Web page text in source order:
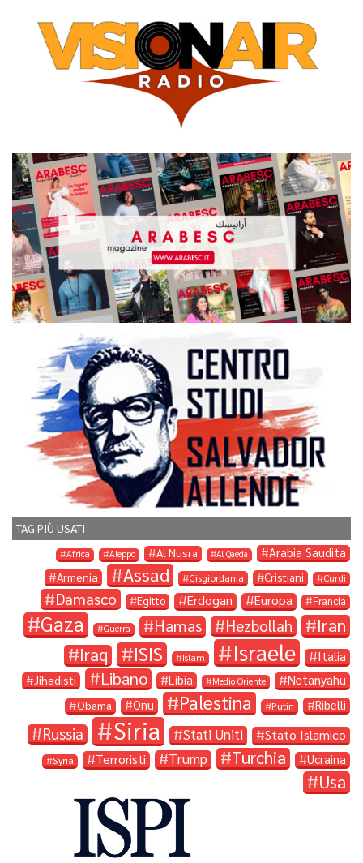
TAG PIÙ USATI
Africa Aleppo Al Nusra Al Qaeda Arabia Saudita
Armenia Assad Cisgiordania Cristiani Curdi
Damasco Egitto Erdogan Europa Francia
Gaza Guerra Hamas Hezbollah Iran
Iraq ISIS Islam Israele Italia
Jihadisti Libano Libia Medio Oriente Netanyahu
Obama Onu Palestina Putin Ribelli
Russia Siria Stati Uniti Stato Islamico
Syria Terroristi Trump Turchia Ucraina
Usa